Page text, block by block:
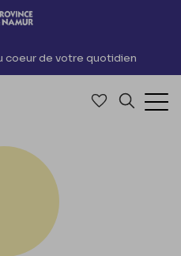
contenu
coeur de votre quotidien
Accéder à